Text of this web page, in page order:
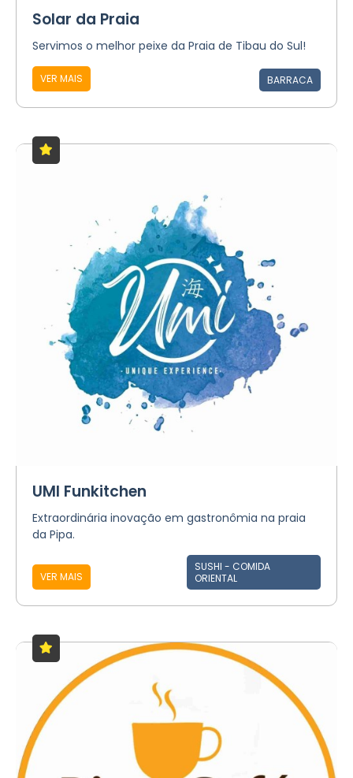
Solar da Praia
Servimos o melhor peixe da Praia de Tibau do Sul!
VER MAIS BARRACA
UMI Funkitchen
Extraordinária inovação em gastronômia na praia
da Pipa.
VER MAIS
SUSHI - COMIDA
ORIENTAL